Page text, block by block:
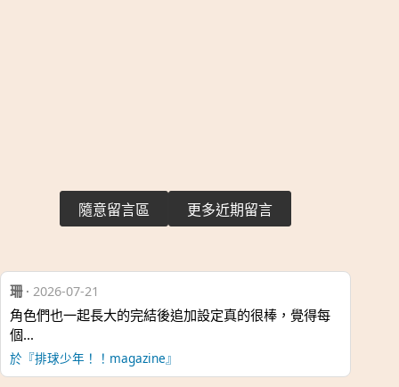
隨意留言區 更多近期留言
珊· 2026-07-21
角色們也一起長大的完結後追加設定真的很棒，覺得每
個…
於『排球少年！！magazine』